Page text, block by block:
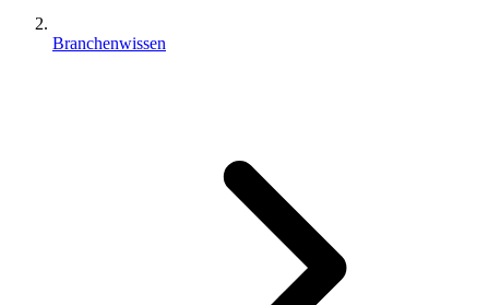
Branchenwissen